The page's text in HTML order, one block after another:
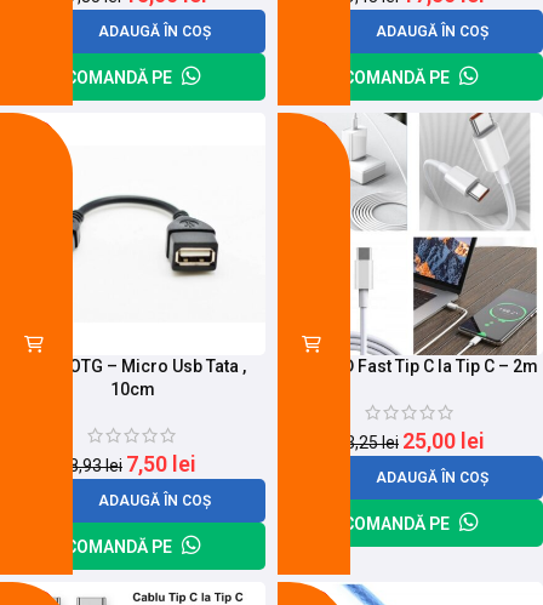
ADAUGĂ ÎN COȘ
COMANDĂ PE
ADAUGĂ ÎN COȘ
COMANDĂ PE
Cablu OTG – Micro Usb Tata ,
10cm
8,93lei 7,50 lei
ADAUGĂ ÎN COȘ
COMANDĂ PE
Cablu PD Fast Tip C la Tip C – 2m
33,25lei 25,00 lei
ADAUGĂ ÎN COȘ
COMANDĂ PE